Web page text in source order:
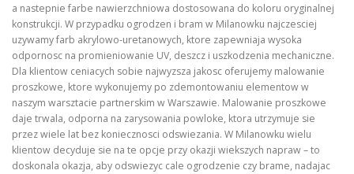
a nastepnie farbe nawierzchniowa dostosowana do koloru oryginalnej
konstrukcji. W przypadku ogrodzen i bram w Milanowku najczesciej
uzywamy farb akrylowo-uretanowych, ktore zapewniaja wysoka
odpornosc na promieniowanie UV, deszcz i uszkodzenia mechaniczne.
Dla klientow ceniacych sobie najwyzsza jakosc oferujemy malowanie
proszkowe, ktore wykonujemy po zdemontowaniu elementow w
naszym warsztacie partnerskim w Warszawie. Malowanie proszkowe
daje trwala, odporna na zarysowania powloke, ktora utrzymuje sie
przez wiele lat bez koniecznosci odswiezania. W Milanowku wielu
klientow decyduje sie na te opcje przy okazji wiekszych napraw – to
doskonala okazja, aby odswiezyc cale ogrodzenie czy brame, nadajac